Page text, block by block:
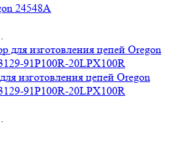
24548A
изготовления цепей Oregon
91P100R-20LPX100R